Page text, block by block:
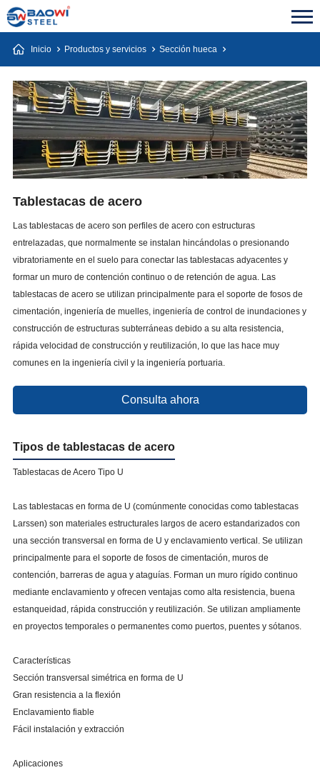
Inicio Productos y servicios Sección hueca
Tablestacas de acero
Las tablestacas de acero son perfiles de acero con estructuras
entrelazadas, que normalmente se instalan hincándolas o presionando
vibratoriamente en el suelo para conectar las tablestacas adyacentes y
formar un muro de contención continuo o de retención de agua. Las
tablestacas de acero se utilizan principalmente para el soporte de fosos de
cimentación, ingeniería de muelles, ingeniería de control de inundaciones y
construcción de estructuras subterráneas debido a su alta resistencia,
rápida velocidad de construcción y reutilización, lo que las hace muy
comunes en la ingeniería civil y la ingeniería portuaria.
Consulta ahora
Tipos de tablestacas de acero
Tablestacas de Acero Tipo U
Las tablestacas en forma de U (comúnmente conocidas como tablestacas
Larssen) son materiales estructurales largos de acero estandarizados con
una sección transversal en forma de U y enclavamiento vertical. Se utilizan
principalmente para el soporte de fosos de cimentación, muros de
contención, barreras de agua y ataguías. Forman un muro rígido continuo
mediante enclavamiento y ofrecen ventajas como alta resistencia, buena
estanqueidad, rápida construcción y reutilización. Se utilizan ampliamente
en proyectos temporales o permanentes como puertos, puentes y sótanos.
Características
Sección transversal simétrica en forma de U
Gran resistencia a la flexión
Enclavamiento fiable
Fácil instalación y extracción
Aplicaciones